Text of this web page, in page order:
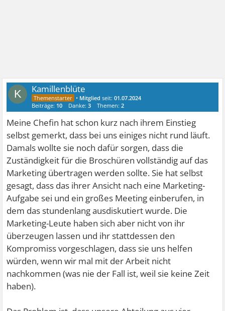
K Kamillenblüte
• Mitglied seit:01.07.2024
Beiträge: 10 Danke:3 Themen:2
Meine Chefin hat schon kurz nach ihrem Einstieg
selbst gemerkt, dass bei uns einiges nicht rund läuft.
Damals wollte sie noch dafür sorgen, dass die
Zuständigkeit für die Broschüren vollständig auf das
Marketing übertragen werden sollte. Sie hat selbst
gesagt, dass das ihrer Ansicht nach eine Marketing-
Aufgabe sei und ein großes Meeting einberufen, in
dem das stundenlang ausdiskutiert wurde. Die
Marketing-Leute haben sich aber nicht von ihr
überzeugen lassen und ihr stattdessen den
Kompromiss vorgeschlagen, dass sie uns helfen
würden, wenn wir mal mit der Arbeit nicht
nachkommen (was nie der Fall ist, weil sie keine Zeit
haben).